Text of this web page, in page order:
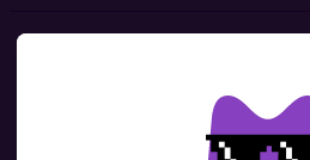
Sazinies ar